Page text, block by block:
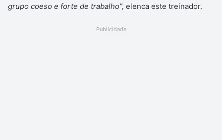
grupo coeso e forte de trabalho”, elenca este treinador.
Publicidade